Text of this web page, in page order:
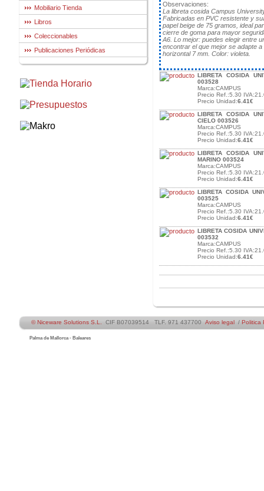
Mobiliario Tienda
Libros
Coleccionables
Publicaciones Periódicas
Observaciones:
La libreta cosida Campus
Fabricadas en PVC resistente y
papel beige de 75 gramos, ideal
cierre de goma para mayor
A6. Lo mejor: puedes elegir entre
encontrar el que mejor se adapte
horizontal 7 mm. Color: violeta.
LIBRETA COSIDA
003528
Marca:CAMPUS
Precio Ref.:5.30
Precio Unidad:6.41€
LIBRETA COSIDA
CIELO 003526
Marca:CAMPUS
Precio Ref.:5.30
Precio Unidad:6.41€
LIBRETA COSIDA
MARINO 003524
Marca:CAMPUS
Precio Ref.:5.30
Precio Unidad:6.41€
LIBRETA COSIDA
003525
Marca:CAMPUS
Precio Ref.:5.30
Precio Unidad:6.41€
LIBRETA COSIDA
003532
Marca:CAMPUS
Precio Ref.:5.30
Precio Unidad:6.41€
© Niceware Solutions S.L. CIF B07039514 TLF. 971 437700 Aviso legal / Politica
Palma de Mallorca - Baleares